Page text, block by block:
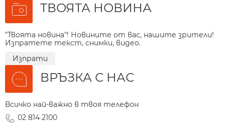
ТВОЯТА НОВИНА
"Твоята новина"! Новините от вас, нашите зрители!
Изпратете текст, снимки, видео.
Изпрати
ВРЪЗКА С НАС
Всичко най-важно в твоя телефон
02 814 2100